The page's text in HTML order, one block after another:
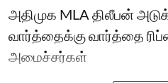
அதிமுக MLA திலீபன்
வார்த்தைக்கு வார்த்தை
அமைச்சர்கள்